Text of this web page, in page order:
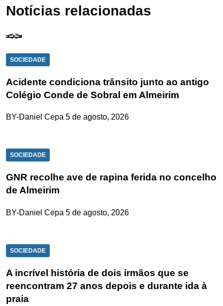
Notícias relacionadas
SOCIEDADE
Acidente condiciona trânsito junto ao antigo
Colégio Conde de Sobral em Almeirim
BY-Daniel Cepa 5 de agosto, 2026
SOCIEDADE
GNR recolhe ave de rapina ferida no concelho
de Almeirim
BY-Daniel Cepa 5 de agosto, 2026
SOCIEDADE
A incrível história de dois irmãos que se
reencontram 27 anos depois e durante ida à
praia